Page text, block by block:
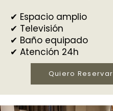
✔ Espacio amplio
✔ Televisión
✔ Baño equipado
✔ Atención 24h
Quiero Reservar